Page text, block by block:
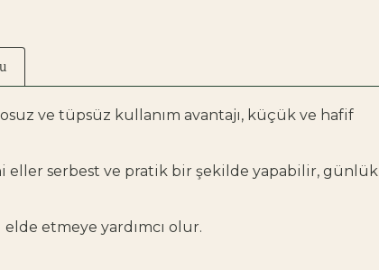
ve tüpsüz kullanım avantajı, küçük ve hafif
eller serbest ve pratik bir şekilde yapabilir, günlük
etmeye yardımcı olur.